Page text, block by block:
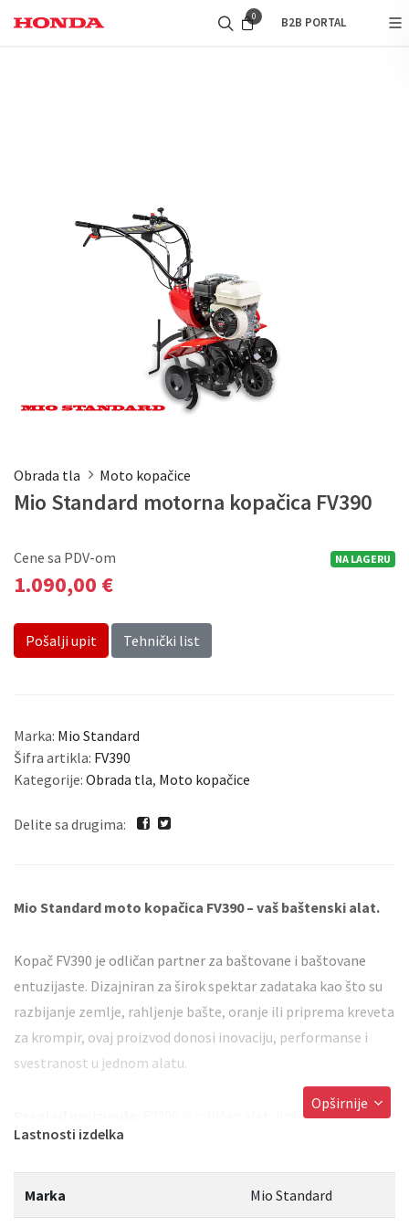
0 B2B PORTAL
Obrada tla Moto kopačice
Mio Standard motorna kopačica FV390
NA LAGERU
Cene sa PDV-om
1.090,00 €
Pošalji upit Tehnički list
Marka: Mio Standard
Šifra artikla: FV390
Kategorije: Obrada tla, Moto kopačice
Delite sa drugima:
Mio Standard moto kopačica FV390 – vaš baštenski alat.
Kopač FV390 je odličan partner za baštovane i baštovane
entuzijaste. Dizajniran za širok spektar zadataka kao što su
razbijanje zemlje, rahljenje bašte, oranje ili priprema kreveta
za krompir, ovaj proizvod donosi inovaciju, performanse i
svestranost u jednom alatu.
FV390 je odličan alat dizajniran za
razbijanje zemlje, rahljenje bašte i oranje.
Tehničke specifikacije i inovacije:
Ističe se novim
mehaničkim menjačem sa 2 brzine napred i 1 brzinom
Opširnije
Lastnosti izdelka
Marka Mio Standard